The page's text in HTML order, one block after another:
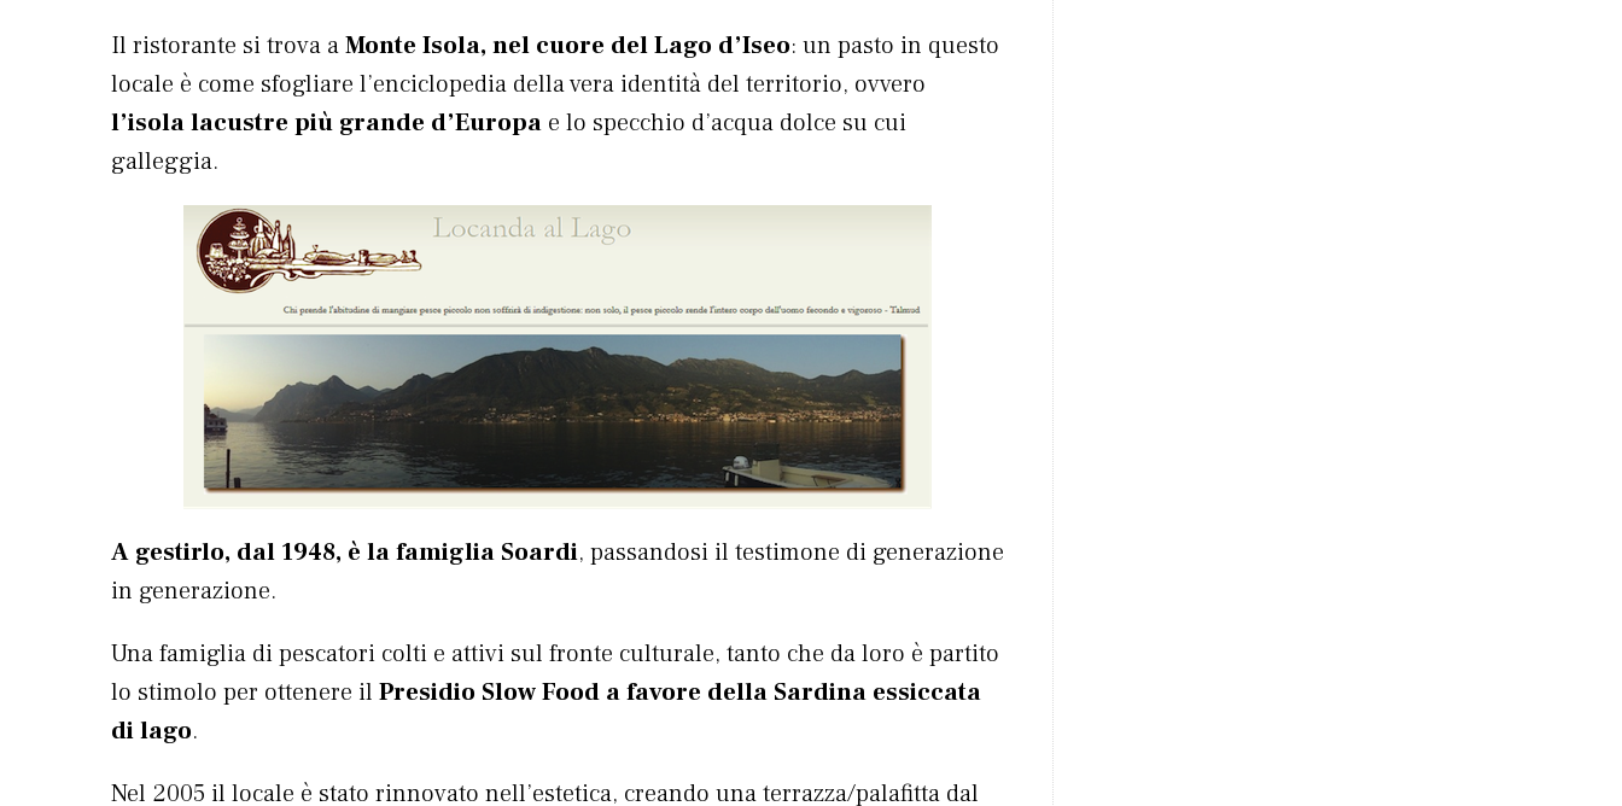
Il ristorante si trova aMonte Isola, nel cuore del Lago d’Iseo: un pasto in questo
locale è come sfogliare l’enciclopedia della vera identità del territorio, ovvero
l’isola lacustre più grande d’Europa e lo specchio d’acqua dolce su cui
galleggia.
A gestirlo, dal 1948, è la famiglia Soardi, passandosi il testimone di generazione
in generazione.
Una famiglia di pescatori colti e attivi sul fronte culturale, tanto che da loro è partito
lo stimolo per ottenere il Presidio Slow Food a favore della Sardina essiccata
di lago.
Nel 2005 il locale è stato rinnovato nell’estetica, creando una terrazza/palafitta dal